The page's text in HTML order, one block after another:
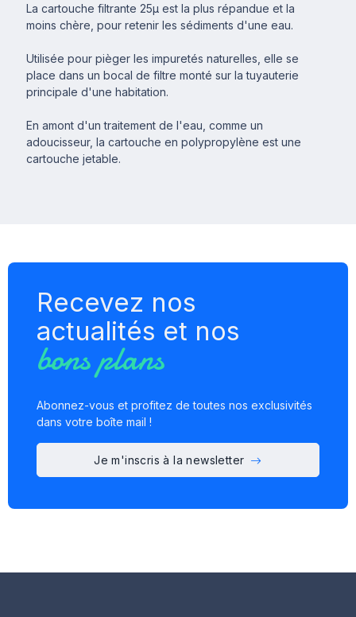
La cartouche filtrante 25µ est la plus répandue et la
moins chère, pour retenir les sédiments d'une eau.
Utilisée pour pièger les impuretés naturelles, elle se
place dans un bocal de filtre monté sur la tuyauterie
principale d'une habitation.
En amont d'un traitement de l'eau, comme un
adoucisseur, la cartouche en polypropylène est une
cartouche jetable.
Recevez nos
actualités et nos
bons plans
Abonnez-vous et profitez de toutes nos exclusivités
dans votre boîte mail !
Je m'inscris à la newsletter